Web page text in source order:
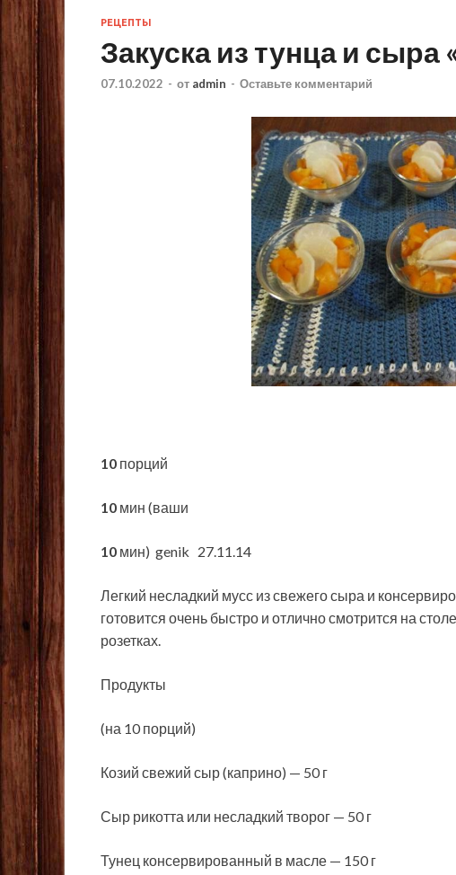
РЕЦЕПТЫ
Закуска из тунца и сыра
07.10.2022 - от admin - Оставьте комментарий
10 порций
10 мин (ваши
10 мин) genik 27.11.14
Легкий несладкий мусс из свежего сыра и
готовится очень быстро и отлично смотрится на
розетках.
Продукты
(на 10 порций)
Козий свежий сыр (каприно) — 50 г
Сыр рикотта или несладкий творог — 50 г
Тунец консервированный в масле — 150 г